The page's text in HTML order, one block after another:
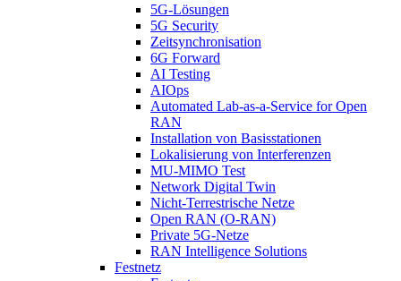
5G-Lösungen
5G Security
Zeitsynchronisation
6G Forward
AI Testing
AIOps
Automated Lab-as-a-Service for Open
RAN
Installation von Basisstationen
Lokalisierung von Interferenzen
MU-MIMO Test
Network Digital Twin
Nicht-Terrestrische Netze
Open RAN (O-RAN)
Private 5G-Netze
RAN Intelligence Solutions
Festnetz